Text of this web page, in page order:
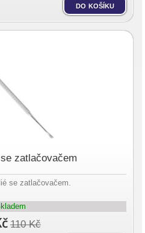
do košíku
zatlačovačem
se zatlačovačem.
110 Kč